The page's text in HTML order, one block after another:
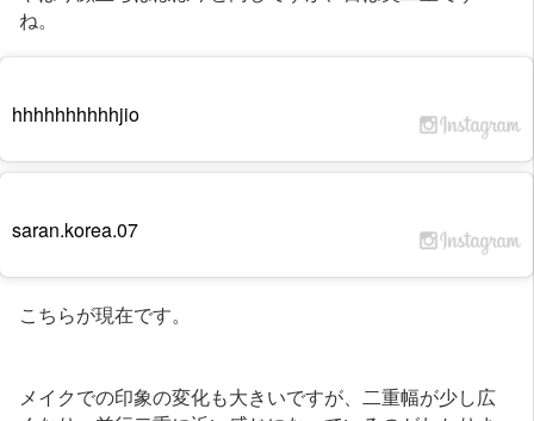
ね。
hhhhhhhhhhjio
saran.korea.07
こちらが現在です。
メイクでの印象の変化も大きいですが、二重幅が少し広